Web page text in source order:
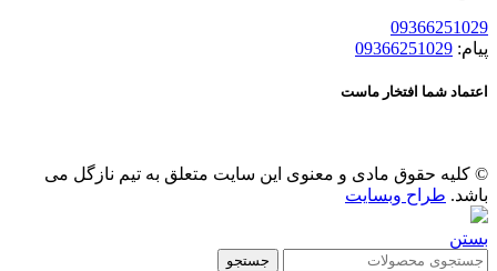
09366251029
پیام: 09366251029
اعتماد شما افتخار ماست
© کلیه حقوق مادی و معنوی این سایت متعلق به تیم نازگل می
باشد. طراح وبسایت
بستن
جستجو